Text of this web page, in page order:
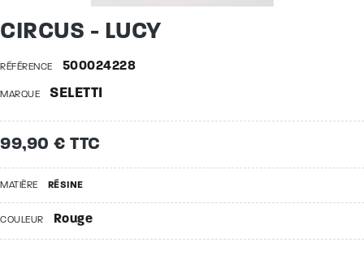
CIRCUS - LUCY
RÉFÉRENCE 500024228
MARQUE SELETTI
99,90 € TTC
MATIÈRE RÉSINE
COULEUR Rouge